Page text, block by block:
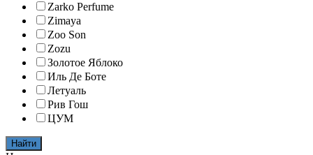
Zarko Perfume
Zimaya
Zoo Son
Zozu
Золотое Яблоко
Иль Де Боте
Летуаль
Рив Гош
ЦУМ
Найти